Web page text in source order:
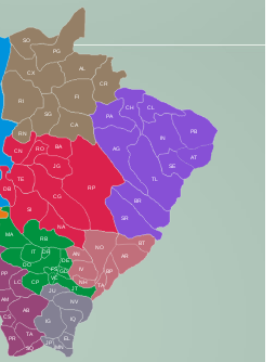
CX
RI
AL
CR
FI
SG
BA
CA
PA
CH CL
PB
SE
TL
AG
BR
SR
BT
AR
RP
RO
JG
CG
SI
NA
TA
NH
JT
RB
MA
IT
DR
DO
CP
JU
NV
IQ
EL
PP
LC
AM
AB
JP
DB
TE
CS
PR
TA
SQ
IG
MN
IN
NO
BP
RN
CN
AN
IV
FS
VC
GD
DE
AT
PG
SO